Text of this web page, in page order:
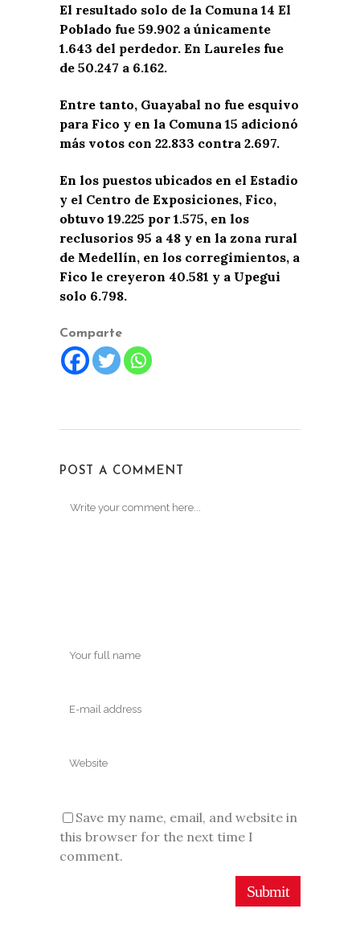
El resultado solo de la Comuna 14 El
Poblado fue 59.902 a únicamente
1.643 del perdedor. En Laureles fue
de 50.247 a 6.162.
Entre tanto, Guayabal no fue esquivo
para Fico y en la Comuna 15 adicionó
más votos con 22.833 contra 2.697.
En los puestos ubicados en el Estadio
y el Centro de Exposiciones, Fico,
obtuvo 19.225 por 1.575, en los
reclusorios 95 a 48 y en la zona rural
de Medellín, en los corregimientos, a
Fico le creyeron 40.581 y a Upegui
solo 6.798.
Comparte
POST A COMMENT
Save my name, email, and website in
this browser for the next time I
comment.